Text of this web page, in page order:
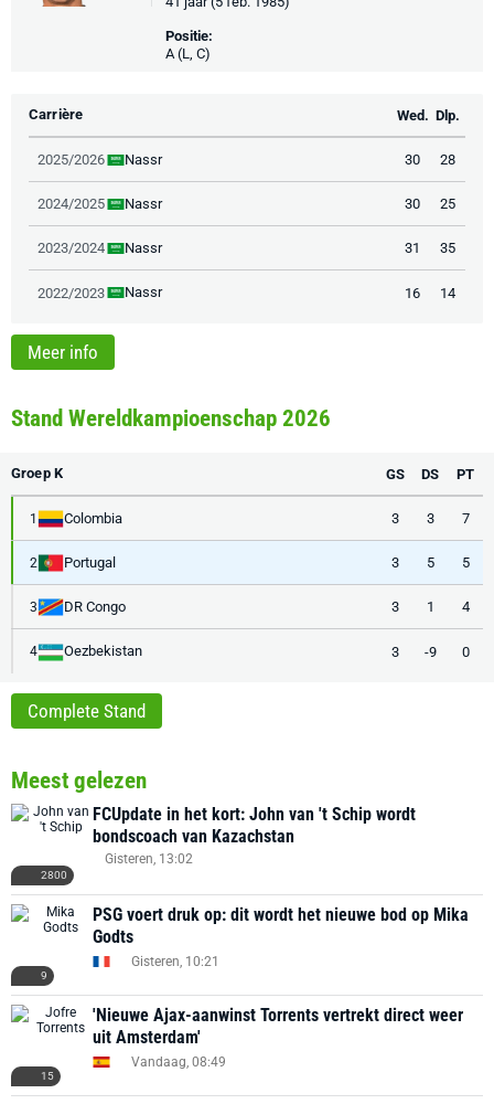
Positie:
A (L, C)
Carrière Wed. Dlp.
2025/2026 Nassr 30 28
2024/2025 Nassr 30 25
2023/2024 Nassr 31 35
2022/2023 Nassr 16 14
Meer info
Stand Wereldkampioenschap 2026
Groep K GS DS PT
1 Colombia 3 3 7
2 Portugal 3 5 5
3 DR Congo 3 1 4
4 Oezbekistan 3 -9 0
Complete Stand
Meest gelezen
2800
FCUpdate in het kort: John van 't Schip wordt
bondscoach van Kazachstan
Gisteren, 13:02
9
PSG voert druk op: dit wordt het nieuwe bod op Mika
Godts
Gisteren, 10:21
15
'Nieuwe Ajax-aanwinst Torrents vertrekt direct weer
uit Amsterdam'
Vandaag, 08:49